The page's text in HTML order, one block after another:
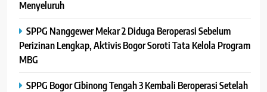
Menyeluruh
SPPG Nanggewer Mekar 2 Diduga Beroperasi Sebelum
Perizinan Lengkap, Aktivis Bogor Soroti Tata Kelola Program
MBG
SPPG Bogor Cibinong Tengah 3 Kembali Beroperasi Setelah